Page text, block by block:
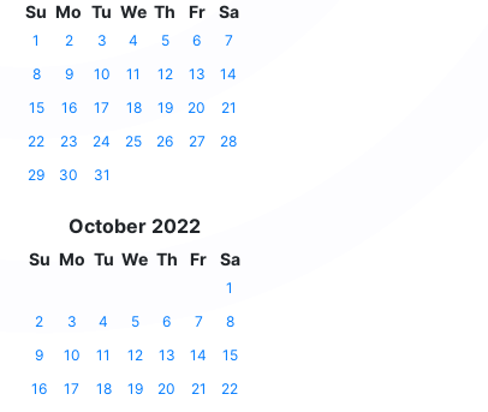
Su Mo Tu We Th Fr Sa
1 2 3 4 5 6
7
8
9 10 11 12 13
14
15
16 17 18 19 20
21
22
23 24 25 26 27
28
29
30 31
October 2022
Su Mo Tu We Th Fr Sa
1
2
3 4 5 6 7
8
9
10 11 12 13 14
15
16
17 18 19 20 21
22